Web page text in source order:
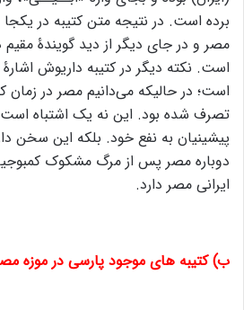
برده است. در نتیجه متن کتیبه در یکجا
مصر و در جای دیگر از دید گویندۀ مقیم
است. نکته دیگر در کتیبه داریوش
است؛ در حالیکه می‌دانیم مصر در زمان
تصرف شده بود. این نه یک اشتباه است
پیشینیان به نفع خود. بلکه این سخن
دوباره مصر پس از مرگ مشکوک
ایرانی مصر دارد.
ب) کتیبه های موجود پارسی در موزه